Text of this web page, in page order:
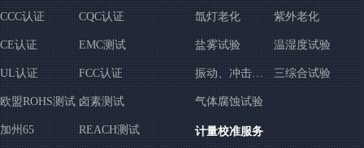
CCC认证 CQC认证
CE认证 EMC测试
UL认证 FCC认证
欧盟ROHS测试 卤素测试
加州65 REACH测试
氙灯老化 紫外老化
盐雾试验 温湿度试验
振动、冲击、
跌落试验
三综合试验
气体腐蚀试验
计量校准服务